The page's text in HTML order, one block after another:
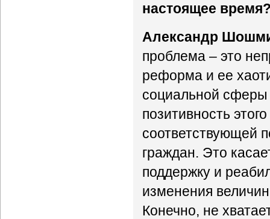
настоящее
Александр
проблема – это
реформа и ее
социальной
позитивность
соответствующей
граждан. Это
поддержку и
изменения
Конечно, не